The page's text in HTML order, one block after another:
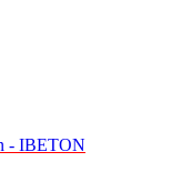
- IBETON